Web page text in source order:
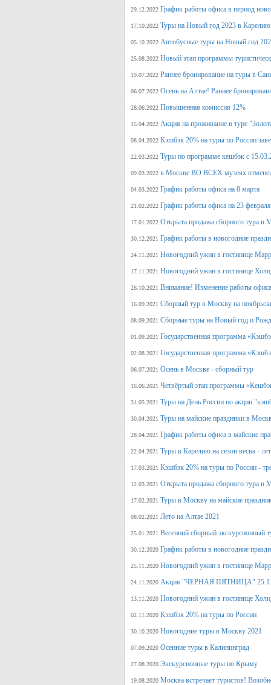
29.12.2022 График работы офиса в период
17.10.2022 Туры на Новый год 2023 в Карелию
05.10.2022 Автобусные туры на Новый год
25.08.2022 Новый этап программы
19.07.2022 Раннее бронирование на туры в
06.07.2022 Осень на Алтае! Раннее
28.06.2022 Повышенная комиссия 12%
15.04.2022 Акция на проживание в туре
08.04.2022 Кэшбэк 20% на туры по России
22.03.2022 Туры по программе кешбэк с
09.03.2022 в Москве ВО ВСЕХ музеях
04.03.2022 График работы офиса на 8 марта
21.02.2022 График работы офиса на 23 февраля
17.01.2022 Открыта продажа сборного тура в
30.12.2021 График работы в новогодние
24.11.2021 Новогодний ужин в гостинице
17.11.2021 Новогодний ужин в гостинице
26.10.2021 Внимание! Изменение работы
16.09.2021 Сборный тур в Москву на
08.09.2021 Сборные туры на Новый год и
01.09.2021 Государственная программа
02.08.2021 Государственная программа
06.07.2021 Осень в Москве - сборный тур
16.06.2021 Четвёртый этап программы
31.05.2021 Туры на День России по акции
30.04.2021 Туры на майские праздники в
28.04.2021 График работы офиса в майские
22.04.2021 Туры в Карелию на сезон весна -
17.03.2021 Кэшбэк 20% на туры по России -
12.03.2021 Открыта продажа сборного тура в
17.02.2021 Туры в Москву на майские
08.02.2021 Лето на Алтае 2021
25.01.2021 Весенний сборный экскурсионный
30.12.2020 График работы в новогодние
25.11.2020 Новогодний ужин в гостинице
24.11.2020 Акция "ЧЕРНАЯ ПЯТНИЦА"
13.11.2020 Новогодний ужин в гостинице
02.11.2020 Кэшбэк 20% на туры по России
30.10.2020 Новогодние туры в Москву 2021
07.09.2020 Осенние туры в Калининград
27.08.2020 Экскурсионные туры по Крыму
19.08.2020 Москва встречает туристов!